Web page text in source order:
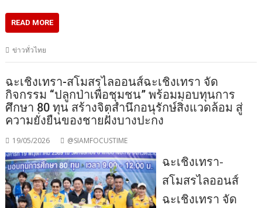
READ MORE
ข่าวทั่วไทย
ฉะเชิงเทรา-สโมสรไลออนส์ฉะเชิงเทรา จัด
กิจกรรม “ปลูกป่าเพื่อชุมชน” พร้อมมอบทุนการ
ศึกษา 80 ทุน สร้างจิตสำนึกอนุรักษ์สิ่งแวดล้อม สู่
ความยั่งยืนของชายฝั่งบางปะกง
19/05/2026 @SIAMFOCUSTIME
ฉะเชิงเทรา-
สโมสรไลออนส์
ฉะเชิงเทรา จัด